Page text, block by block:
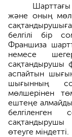
және оның
белгілі бір
Франшиза
немесе
сақтандырушы
аспайтын
шығынның
мөлшерінен
ештеңе
өтеуге міндетті.